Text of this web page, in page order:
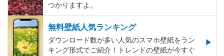
つかりますよ。
無料壁紙人気ランキング
ダウンロード数が多い人気のスマホ壁紙をラン
キング形式でご紹介！トレンドの壁紙が今すぐ